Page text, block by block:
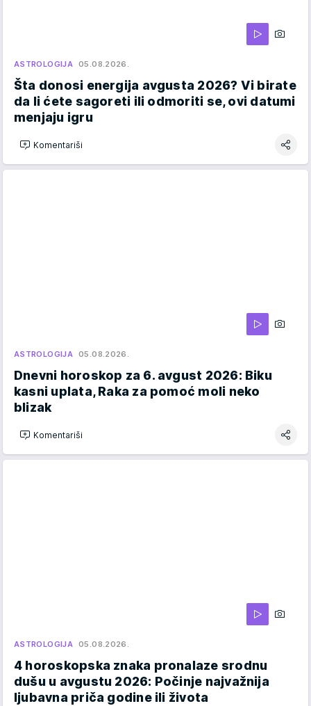
ASTROLOGIJA 05.08.2026.
Šta donosi energija avgusta 2026? Vi birate
da li ćete sagoreti ili odmoriti se, ovi datumi
menjaju igru
Komentariši
ASTROLOGIJA 05.08.2026.
Dnevni horoskop za 6. avgust 2026: Biku
kasni uplata, Raka za pomoć moli neko
blizak
Komentariši
ASTROLOGIJA 05.08.2026.
4 horoskopska znaka pronalaze srodnu
dušu u avgustu 2026: Počinje najvažnija
ljubavna priča godine ili života